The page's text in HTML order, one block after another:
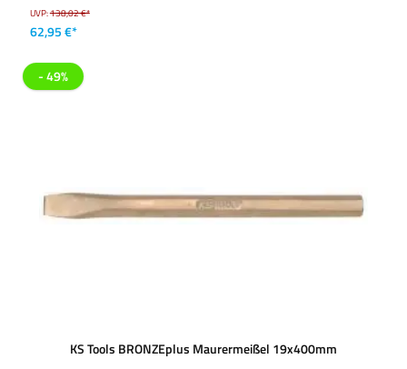
UVP:138,02 €*
62,95 €*
- 49%
KS Tools BRONZEplus Maurermeißel 19x400mm